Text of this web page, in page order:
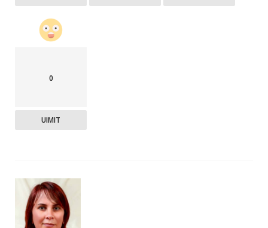
0
UIMIT